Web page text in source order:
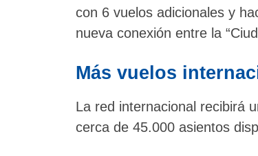
con 6 vuelos adicionales y
nueva conexión entre la
Más vuelos
La red internacional recibirá
cerca de 45.000 asientos